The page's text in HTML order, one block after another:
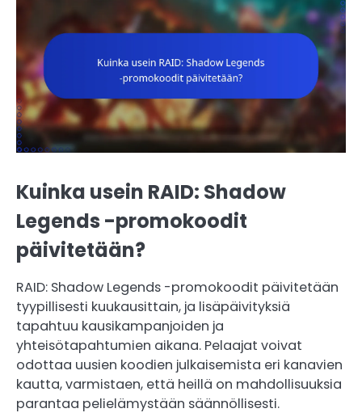
Kuinka usein RAID: Shadow
Legends -promokoodit
päivitetään?
RAID: Shadow Legends -promokoodit päivitetään
tyypillisesti kuukausittain, ja lisäpäivityksiä
tapahtuu kausikampanjoiden ja
yhteisötapahtumien aikana. Pelaajat voivat
odottaa uusien koodien julkaisemista eri kanavien
kautta, varmistaen, että heillä on mahdollisuuksia
parantaa pelielämystään säännöllisesti.